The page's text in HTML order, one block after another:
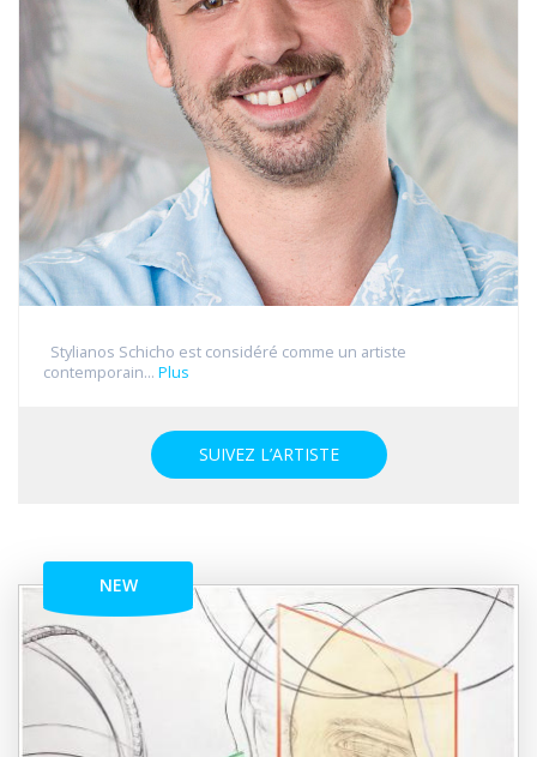
Stylianos Schicho est considéré comme un artiste
contemporain... Plus
SUIVEZ L’ARTISTE
NEW